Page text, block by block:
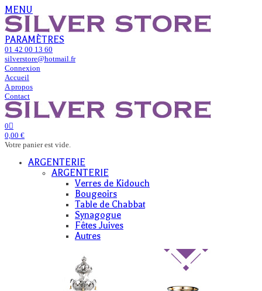
MENU
PARAMÈTRES
01 42 00 13 60
silverstore@hotmail.fr
Connexion
Accueil
A propos
Contact
0
0,00 €
Votre panier est vide.
ARGENTERIE
ARGENTERIE
Verres de Kidouch
Bougeoirs
Table de Chabbat
Synagogue
Fêtes Juives
Autres